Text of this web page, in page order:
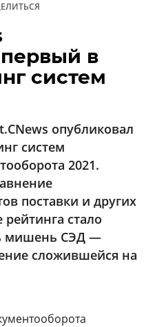
в
систем
опубликовал
систем
2021.
поставки и других
рейтинга стало
мишень СЭД —
сложившейся на